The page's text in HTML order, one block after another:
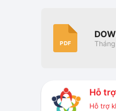
PDF
Hỗ
Hỗ trợ